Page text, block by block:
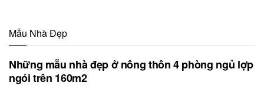
Mẫu Nhà Đẹp
Những mẫu nhà đẹp ở nông thôn 4 phòng ngủ lợp
ngói trên 160m2